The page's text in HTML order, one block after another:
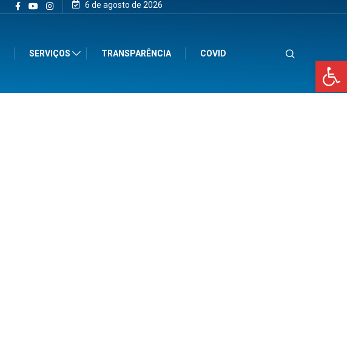
6 de agosto de 2026
SERVIÇOS TRANSPARÊNCIA COVID